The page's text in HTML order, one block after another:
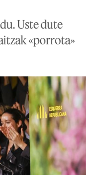
Uste dute
«porrota»